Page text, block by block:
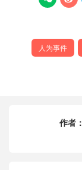
人为事件
作者：